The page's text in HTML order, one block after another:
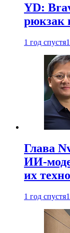
YD:
рюкзак
1 год спустя
Глава
ИИ-
их
1 год спустя